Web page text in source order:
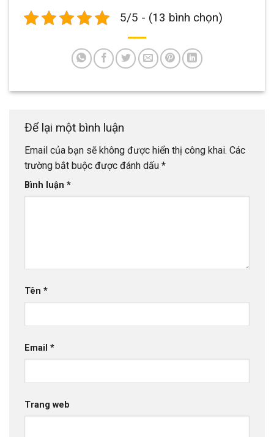
5/5 - (13 bình chọn)
Để lại một bình luận
Email của bạn sẽ không được hiển thị công khai. Các
trường bắt buộc được đánh dấu *
Bình luận *
Tên *
Email *
Trang web